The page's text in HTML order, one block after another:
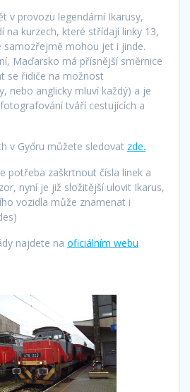
v provozu legendární Ikarusy,
na kurzech, které střídají linky 13,
samozřejmě mohou jet i jinde.
Maďarsko má přísnější směrnice
se řidiče na možnost
nebo anglicky mluví každý) a je
tváří cestujících a
v Győru můžete sledovat zde.
potřeba zaškrtnout čísla linek a
nyní je již složitější ulovit Ikarus,
vozidla může znamenat i
najdete na oficiálním webu